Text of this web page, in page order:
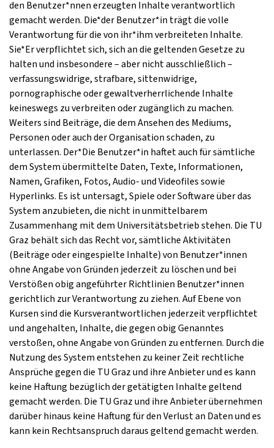
den Benutzer*nnen erzeugten Inhalte verantwortlich
gemacht werden. Die*der Benutzer*in trägt die volle
Verantwortung für die von ihr*ihm verbreiteten Inhalte.
Sie*Er verpflichtet sich, sich an die geltenden Gesetze zu
halten und insbesondere – aber nicht ausschließlich –
verfassungswidrige, strafbare, sittenwidrige,
pornographische oder gewaltverherrlichende Inhalte
keineswegs zu verbreiten oder zugänglich zu machen.
Weiters sind Beiträge, die dem Ansehen des Mediums,
Personen oder auch der Organisation schaden, zu
unterlassen. Der*Die Benutzer*in haftet auch für sämtliche
dem System übermittelte Daten, Texte, Informationen,
Namen, Grafiken, Fotos, Audio- und Videofiles sowie
Hyperlinks. Es ist untersagt, Spiele oder Software über das
System anzubieten, die nicht in unmittelbarem
Zusammenhang mit dem Universitätsbetrieb stehen. Die TU
Graz behält sich das Recht vor, sämtliche Aktivitäten
(Beiträge oder eingespielte Inhalte) von Benutzer*innen
ohne Angabe von Gründen jederzeit zu löschen und bei
Verstößen obig angeführter Richtlinien Benutzer*innen
gerichtlich zur Verantwortung zu ziehen. Auf Ebene von
Kursen sind die Kursverantwortlichen jederzeit verpflichtet
und angehalten, Inhalte, die gegen obig Genanntes
verstoßen, ohne Angabe von Gründen zu entfernen. Durch die
Nutzung des System entstehen zu keiner Zeit rechtliche
Ansprüche gegen die TU Graz und ihre Anbieter und es kann
keine Haftung bezüglich der getätigten Inhalte geltend
gemacht werden. Die TU Graz und ihre Anbieter übernehmen
darüber hinaus keine Haftung für den Verlust an Daten und es
kann kein Rechtsanspruch daraus geltend gemacht werden.